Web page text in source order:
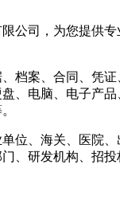
公司，为您提供
档案、合同、凭
、电脑、电子产
位、海关、医院
、研发机构、招投